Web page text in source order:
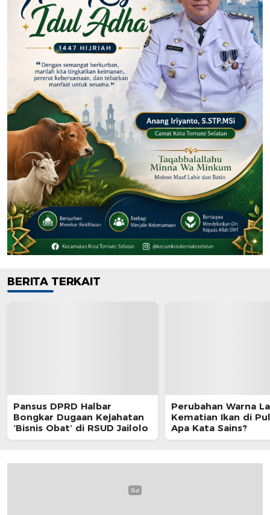
BERITA TERKAIT
Pansus DPRD Halbar
Bongkar Dugaan Kejahatan
‘Bisnis Obat’ di RSUD Jailolo
Perubahan Warna
Kematian Ikan di
Apa Kata Sains?